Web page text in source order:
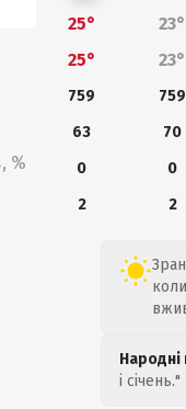
%
25° 23°
25°
23°
759 759
63
70
0
0
2
2
і січень."